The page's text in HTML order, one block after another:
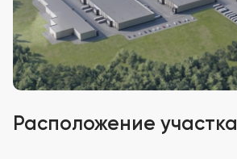
Расположение участка